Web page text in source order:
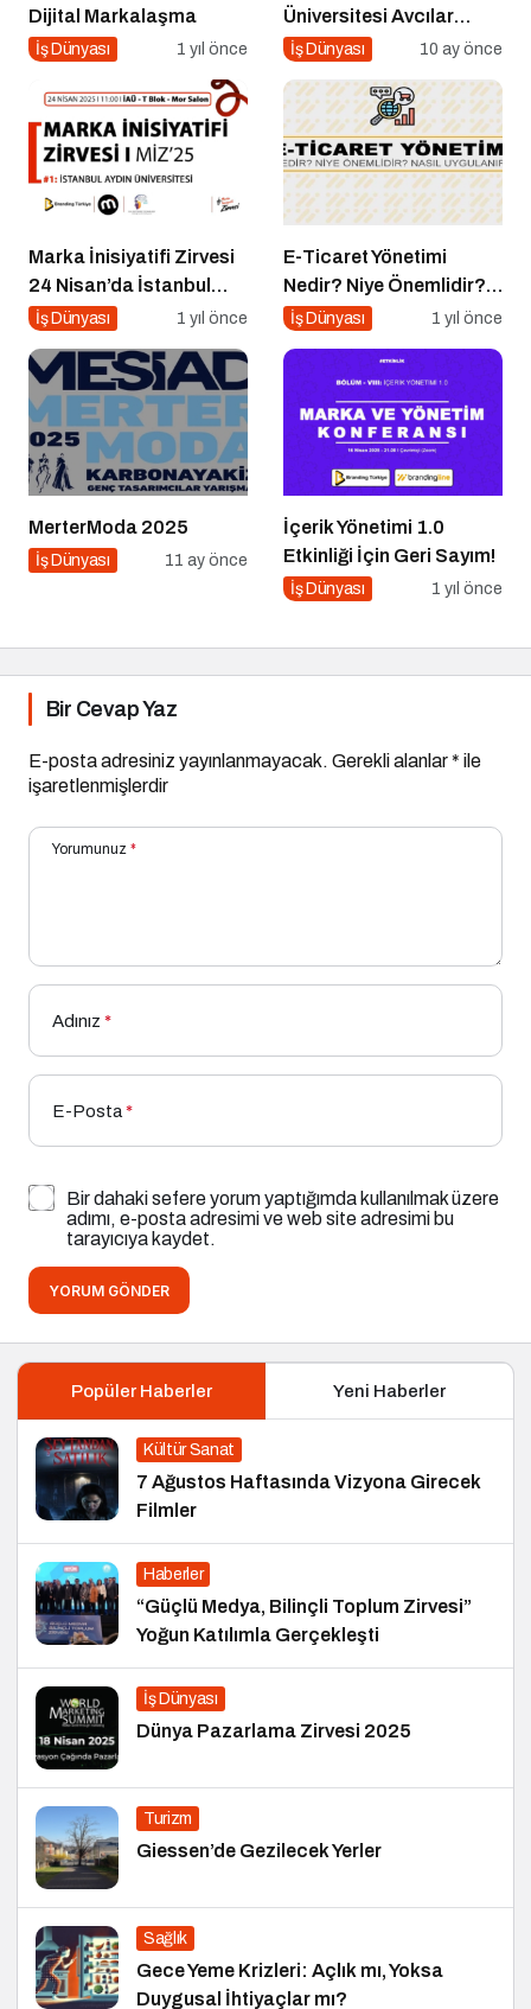
Dijital Markalaşma
İş Dünyası 1 yıl önce
Üniversitesi Avcılar
Kampüsü İşletme
İş Dünyası 10 ay önce
Marka İnisiyatifi Zirvesi
24 Nisan’da İstanbul
Aydın Üniversitesi’nde!
İş Dünyası 1 yıl önce
E-Ticaret Yönetimi
Nedir? Niye Önemlidir?
E-Ticaret Yönetimi Nasıl
İş Dünyası 1 yıl önce
MerterModa 2025
İş Dünyası 11 ay önce
İçerik Yönetimi 1.0
Etkinliği İçin Geri Sayım!
İş Dünyası 1 yıl önce
Bir Cevap Yaz
E-posta adresiniz yayınlanmayacak. Gerekli alanlar* ile
işaretlenmişlerdir
Yorumunuz *
Adınız *
E-Posta*
Bir dahaki sefere yorum yaptığımda kullanılmak üzere
adımı, e-posta adresimi ve web site adresimi bu
tarayıcıya kaydet.
YORUM GÖNDER
Popüler Haberler Yeni Haberler
Kültür Sanat
7 Ağustos Haftasında Vizyona Girecek
Filmler
Haberler
“Güçlü Medya, Bilinçli Toplum Zirvesi”
Yoğun Katılımla Gerçekleşti
İş Dünyası
Dünya Pazarlama Zirvesi 2025
Turizm
Giessen’de Gezilecek Yerler
Sağlık
Gece Yeme Krizleri: Açlık mı, Yoksa
Duygusal İhtiyaçlar mı?